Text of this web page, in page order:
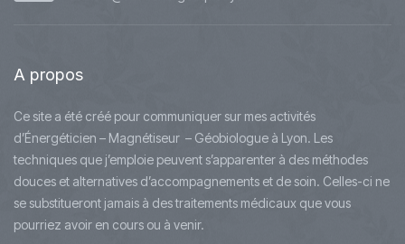
A propos
Ce site a été créé pour communiquer sur mes activités
d’Énergéticien – Magnétiseur – Géobiologue à Lyon. Les
techniques que j’emploie peuvent s’apparenter à des méthodes
douces et alternatives d’accompagnements et de soin. Celles-ci ne
se substitueront jamais à des traitements médicaux que vous
pourriez avoir en cours ou à venir.